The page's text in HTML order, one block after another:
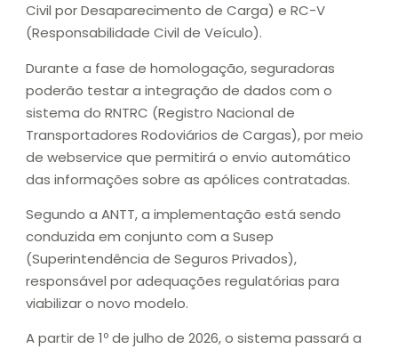
Civil por Desaparecimento de Carga) e RC-V
(Responsabilidade Civil de Veículo).
Durante a fase de homologação, seguradoras
poderão testar a integração de dados com o
sistema do RNTRC (Registro Nacional de
Transportadores Rodoviários de Cargas), por meio
de webservice que permitirá o envio automático
das informações sobre as apólices contratadas.
Segundo a ANTT, a implementação está sendo
conduzida em conjunto com a Susep
(Superintendência de Seguros Privados),
responsável por adequações regulatórias para
viabilizar o novo modelo.
A partir de 1º de julho de 2026, o sistema passará a